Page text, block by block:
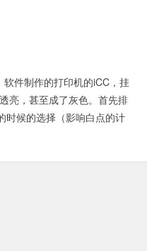
件制作的打印机的iCC，挂
亮，甚至成了灰色。首先排
时候的选择（影响白点的计